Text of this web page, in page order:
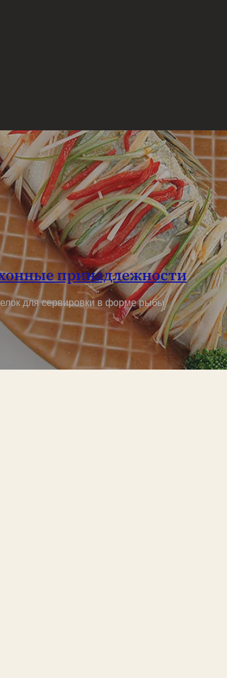
принадлежности
для сервировки в форме рыбы